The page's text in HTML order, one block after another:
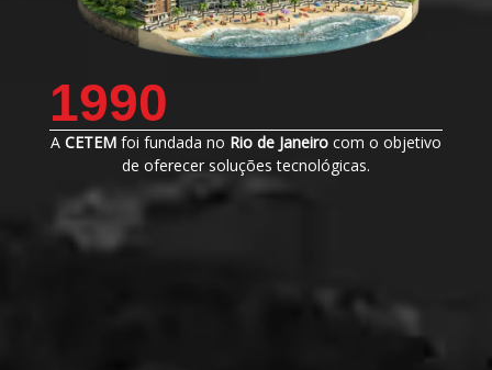
1990
A CETEM foi fundada no Rio de Janeiro com o objetivo
de oferecer soluções tecnológicas.